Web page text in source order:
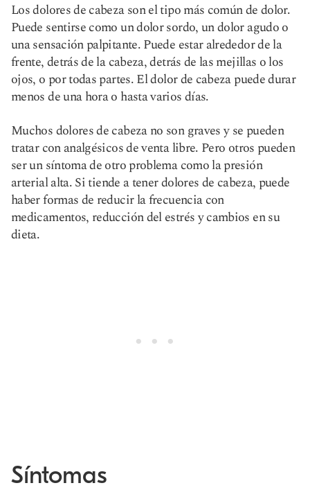
Los dolores de cabeza son el tipo más común de dolor.
Puede sentirse como un dolor sordo, un dolor agudo o
una sensación palpitante. Puede estar alrededor de la
frente, detrás de la cabeza, detrás de las mejillas o los
ojos, o por todas partes. El dolor de cabeza puede durar
menos de una hora o hasta varios días.
Muchos dolores de cabeza no son graves y se pueden
tratar con analgésicos de venta libre. Pero otros pueden
ser un síntoma de otro problema como la presión
arterial alta. Si tiende a tener dolores de cabeza, puede
haber formas de reducir la frecuencia con
medicamentos, reducción del estrés y cambios en su
dieta.
Síntomas